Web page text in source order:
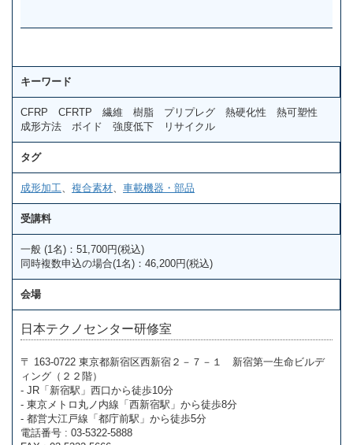
キーワード
CFRP CFRTP 繊維 樹脂 プリプレグ 熱硬化性 熱可塑性
成形方法 ボイド 強度低下 リサイクル
タグ
成形加工、 複合素材、 車載機器・部品
受講料
一般 (1名)：51,700円(税込)
同時複数申込の場合(1名)：46,200円(税込)
会場
日本テクノセンター研修室
〒 163-0722 東京都新宿区西新宿２－７－１ 新宿第一生命ビルデ
ィング（２２階）
- JR「新宿駅」西口から徒歩10分
- 東京メトロ丸ノ内線「西新宿駅」から徒歩8分
- 都営大江戸線「都庁前駅」から徒歩5分
電話番号 : 03-5322-5888